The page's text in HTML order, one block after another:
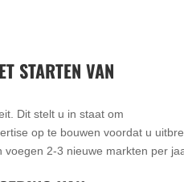
STARTEN VAN
Dit stelt u in staat om
op te bouwen voordat u
voegen 2-3 nieuwe markten per